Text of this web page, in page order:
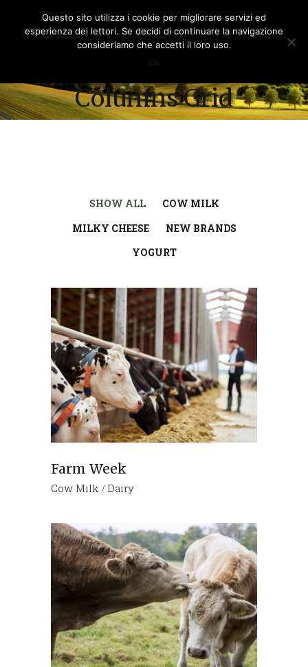
Columns Grid
SHOW ALL
COW MILK
MILKY CHEESE
NEW BRANDS
YOGURT
Farm Week
Cow Milk Dairy
Questo sito utilizza i cookie per migliorare servizi ed
esperienza dei lettori. Se decidi di continuare la navigazione
consideriamo che accetti il loro uso.